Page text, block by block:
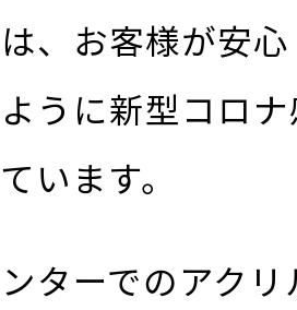
、お客様が安
うに新型コロ
います。
ターでのアクリ